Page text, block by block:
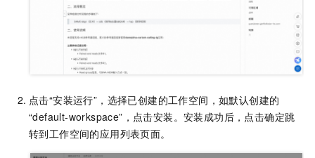
点击“安装运行”，选择已创建的工作空间，如默认创建的
“default-workspace”，点击安装。安装成功后，点击确定跳
转到工作空间的应用列表页面。